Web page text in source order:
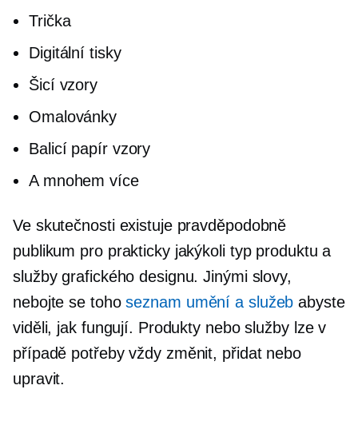
Trička
Digitální tisky
Šicí vzory
Omalovánky
Balicí papír vzory
A mnohem více
Ve skutečnosti existuje pravděpodobně
publikum pro prakticky jakýkoli typ produktu a
služby grafického designu. Jinými slovy,
nebojte se tohoseznam umění a služeb abyste
viděli, jak fungují. Produkty nebo služby lze v
případě potřeby vždy změnit, přidat nebo
upravit.